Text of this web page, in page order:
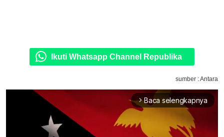
Ikuti Whatsapp Channel Republika
sumber : Antara
arrow_forward_ios Baca selengkapnya